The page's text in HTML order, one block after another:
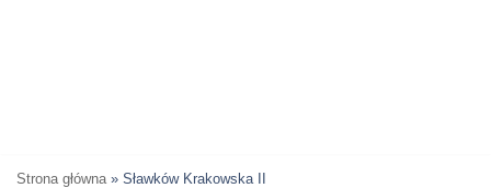
Strona główna » Sławków Krakowska II